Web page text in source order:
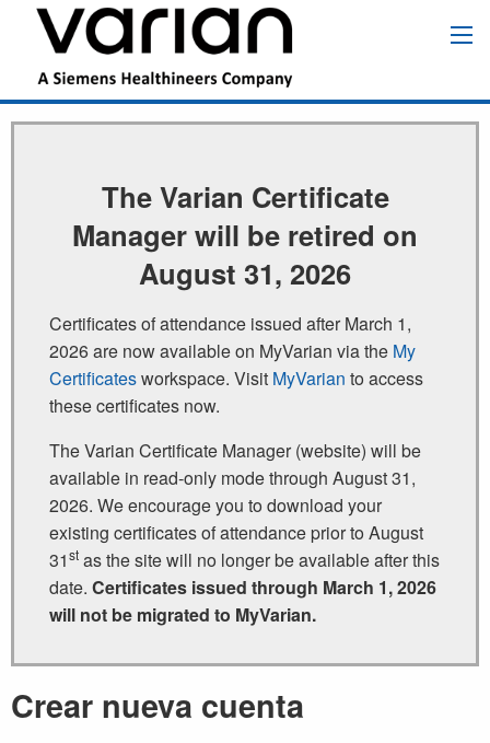
Pasar
contenido
principal
Main
navigation
The Varian Certificate
Manager will be retired on
August 31, 2026
Certificates of attendance issued after March 1,
2026 are now available on MyVarian via the My
Certificatesworkspace. Visit MyVarian to access
these certificates now.
The Varian Certificate Manager (website) will be
available in read‑only mode through August 31,
2026. We encourage you to download your
existing certificates of attendance prior to August
31st as the site will no longer be available after this
date. Certificates issued through March 1, 2026
will not be migrated to MyVarian.
Crear nueva cuenta